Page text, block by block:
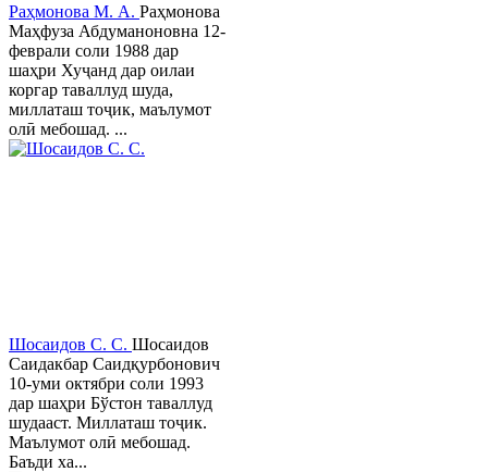
Раҳмонова М. А. Раҳмонова
Маҳфуза Абдуманоновна 12-
феврали соли 1988 дар
шаҳри Хуҷанд дар оилаи
коргар таваллуд шуда,
миллаташ тоҷик, маълумот
олӣ мебошад. ...
Шосаидов С. С. Шосаидов
Саидакбар Саидқурбонович
10-уми октябри соли 1993
дар шаҳри Бўстон таваллуд
шудааст. Миллаташ тоҷик.
Маълумот олӣ мебошад.
Баъди ха...